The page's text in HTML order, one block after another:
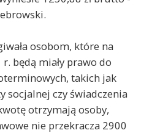
osobom, które na
będą miały prawo do
takich jak
socjalnej czy świadczenia
otrzymają osoby,
nie przekracza 2900